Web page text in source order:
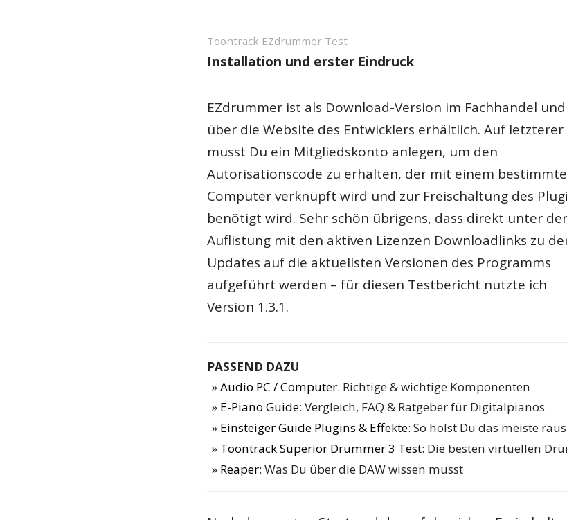
Toontrack EZdrummer Test
Installation und erster Eindruck
EZdrummer ist als Download-Version im Fachhandel und
über die Website des Entwicklers erhältlich. Auf letzterer
musst Du ein Mitgliedskonto anlegen, um den
Autorisationscode zu erhalten, der mit einem
Computer verknüpft wird und zur Freischaltung des
benötigt wird. Sehr schön übrigens, dass direkt unter der
Auflistung mit den aktiven Lizenzen Downloadlinks zu
Updates auf die aktuellsten Versionen des Programms
aufgeführt werden – für diesen Testbericht nutzte ich
Version 1.3.1.
PASSEND DAZU
Audio PC / Computer: Richtige & wichtige Komponenten
E-Piano Guide: Vergleich, FAQ & Ratgeber für Digitalpianos
Einsteiger Guide Plugins & Effekte: So holst Du das meiste raus
Toontrack Superior Drummer 3 Test: Die besten virtuellen
Reaper: Was Du über die DAW wissen musst